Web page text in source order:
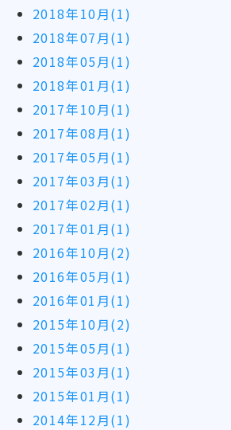
2018年10月(1)
2018年07月(1)
2018年05月(1)
2018年01月(1)
2017年10月(1)
2017年08月(1)
2017年05月(1)
2017年03月(1)
2017年02月(1)
2017年01月(1)
2016年10月(2)
2016年05月(1)
2016年01月(1)
2015年10月(2)
2015年05月(1)
2015年03月(1)
2015年01月(1)
2014年12月(1)